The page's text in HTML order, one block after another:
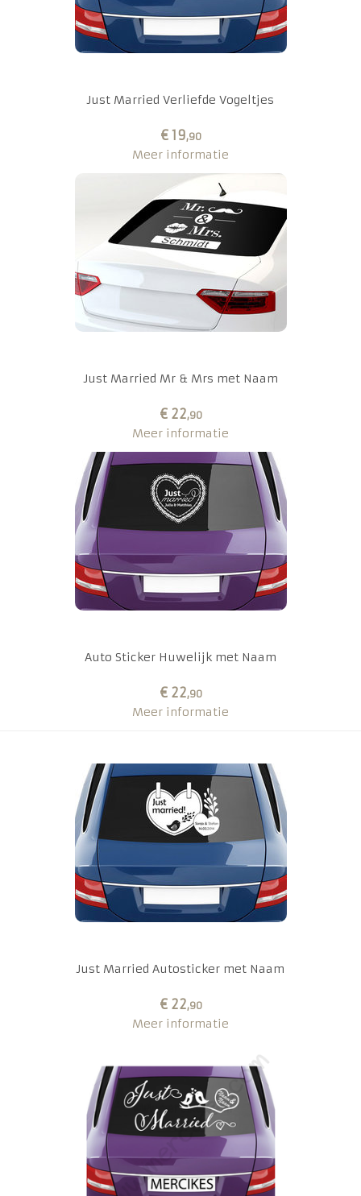
Just Married Verliefde Vogeltjes
€ 19,90
Meer informatie
Just Married Mr & Mrs met Naam
€ 22,90
Meer informatie
Auto Sticker Huwelijk met Naam
€ 22,90
Meer informatie
Just Married Autosticker met Naam
€ 22,90
Meer informatie